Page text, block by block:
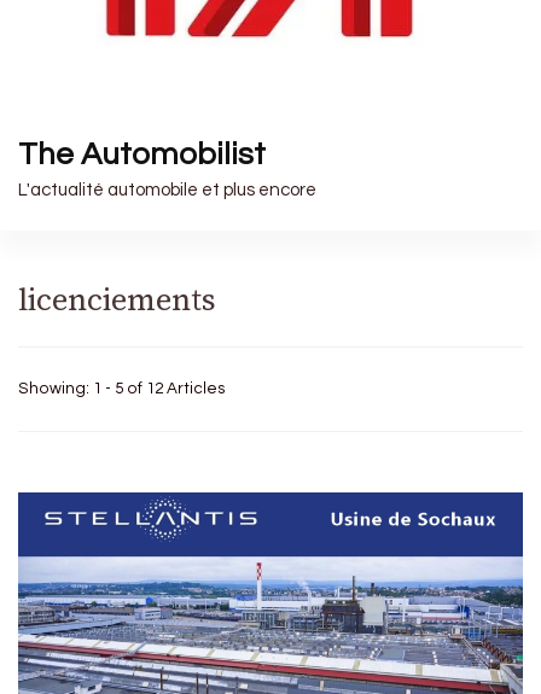
The Automobilist
L'actualité automobile et plus encore
licenciements
Showing: 1 - 5 of 12 Articles